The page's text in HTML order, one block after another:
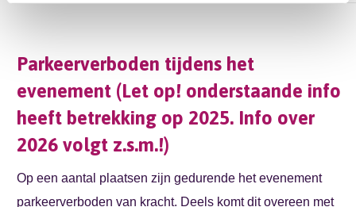
Parkeerverboden tijdens het
evenement (Let op! onderstaande info
heeft betrekking op 2025. Info over
2026 volgt z.s.m.!)
Op een aantal plaatsen zijn gedurende het evenement
parkeerverboden van kracht. Deels komt dit overeen met